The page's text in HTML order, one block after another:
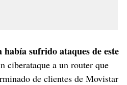
había sufrido ataques de este
ciberataque a un router que
de clientes de Movistar